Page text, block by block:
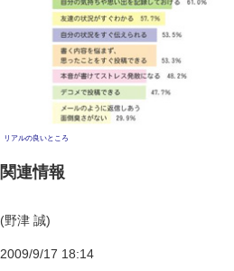
リアルの良いところ
関連情報
(野津 誠)
2009/9/17 18:14